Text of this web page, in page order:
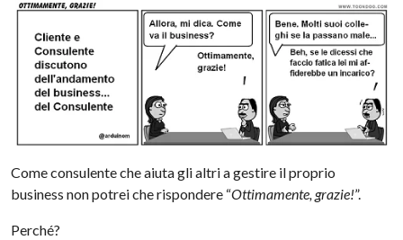
Come consulente che aiuta gli altri a gestire il proprio
business non potrei che rispondere “Ottimamente, grazie!”.
Perché?